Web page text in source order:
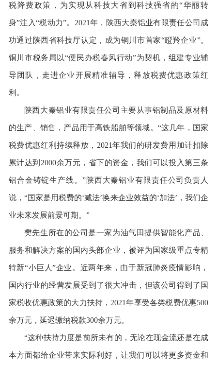
税降费政策，为实现从科技大省到科技强省的“华丽转
身”注入“税动力”。2021年，陕西大秦铝业有限责任公司成
功通过陕西省科技厅认定，成为铜川市首家“瞪羚企业”。
铜川市税务局以“便民办税春风行动”为契机，组建专业辅
导团队，走进企业开展精准辅导，释放税费优惠政策红
利。
陕西大秦铝业有限责任公司主要从事铝制品及原材料
的生产、销售，产品用于高铁船舶等领域。“这几年，国家
税费优惠红利持续释放，2021年我们的研发费用加计扣除
累计达到2000余万元，省下的资金，我们可以投入第三条
铝合金铸锭生产线。”陕西大秦铝业有限责任公司负责人
说，“国家是用税费的‘减法’换来企业效益的‘加法’，我们企
业未来发展前景可期。”
樊先生所在的公司是一家为油气田提供智能化产品、
服务和解决方案的国内头部企业，被评为国家级重点专精
特新“小巨人”企业。近两年来，由于新冠肺炎疫情影响，
国内行业的经营发展受到了很大冲击，但该公司得到了国
家税收优惠政策的大力扶持，2021年享受各类税费优惠500
余万元，延迟缴纳税款300余万元。
“这种扶持力度是前所未有的，无论在现金流还是在成
本方面都给企业带来实际利好，让我们可以将更多资金和